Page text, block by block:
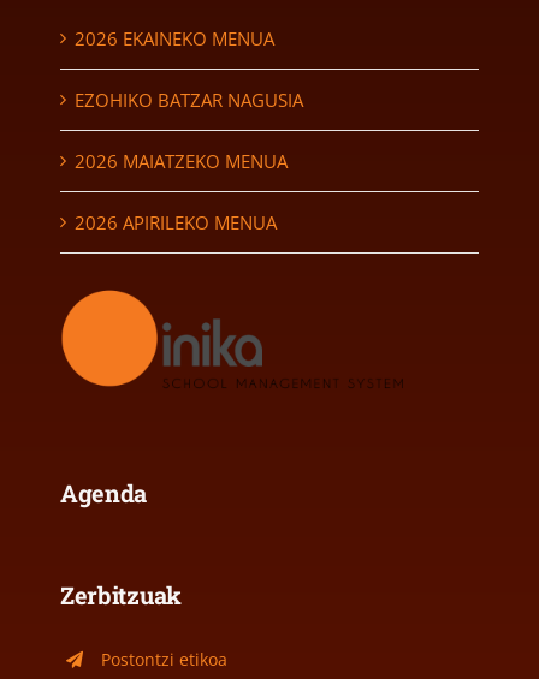
2026 EKAINEKO MENUA
EZOHIKO BATZAR NAGUSIA
2026 MAIATZEKO MENUA
2026 APIRILEKO MENUA
Agenda
Zerbitzuak
Postontzi etikoa